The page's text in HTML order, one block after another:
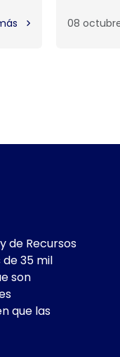
08
de Recursos
de 35 mil
son
que las